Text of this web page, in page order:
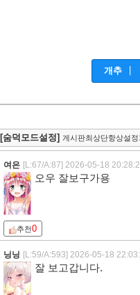
개추
[숨덕모드설정] 게시판최상단항상설정
여은 [L:67/A:87] 2026-05-18
오우 잘보구가용
추천0
닝닝 [L:59/A:593] 2026-05-18
잘 보고갑니다.